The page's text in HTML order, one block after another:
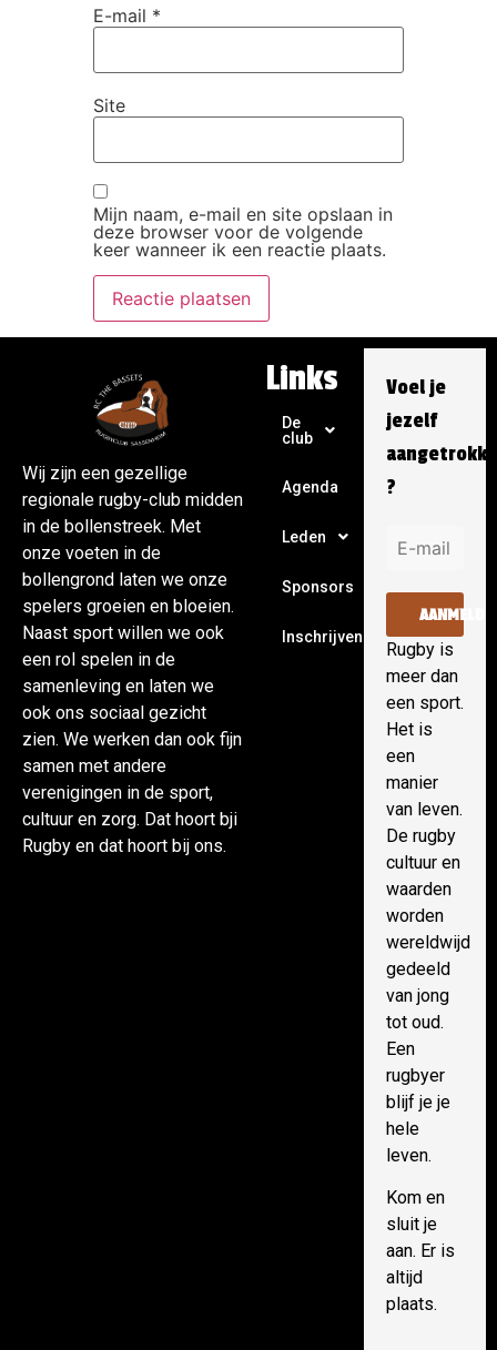
E-mail *
Site
Mijn naam, e-mail en site opslaan in
deze browser voor de volgende
keer wanneer ik een reactie plaats.
Wij zijn een gezellige
regionale rugby-club midden
in de bollenstreek. Met
onze voeten in de
bollengrond laten we onze
spelers groeien en bloeien.
Naast sport willen we ook
een rol spelen in de
samenleving en laten we
ook ons sociaal gezicht
zien. We werken dan ook fijn
samen met andere
verenigingen in de sport,
cultuur en zorg. Dat hoort bji
Rugby en dat hoort bij ons.
Links
De
club
Agenda
Leden
Sponsors
Inschrijven
Voel je
jezelf
?
Rugby is
meer dan
een sport.
Het is
een
manier
van leven.
De rugby
cultuur en
waarden
worden
wereldwijd
gedeeld
van jong
tot oud.
Een
rugbyer
blijf je je
hele
leven.
Kom en
sluit je
aan. Er is
altijd
plaats.